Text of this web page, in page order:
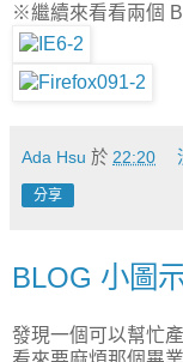
※繼續來看看兩個
Ada Hsu 於 22:20
分享
BLOG 小圖
發現一個可以幫忙